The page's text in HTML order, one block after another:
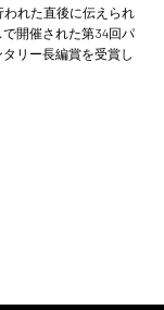
われた直後に伝えられ
開催された第34回パ
リー長編賞を受賞し